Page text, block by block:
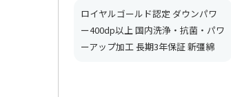
ロイヤルゴールド認定 ダウンパワ
ー400dp以上 国内洗浄・抗菌・パワ
ーアップ加工 長期3年保証 新彊綿